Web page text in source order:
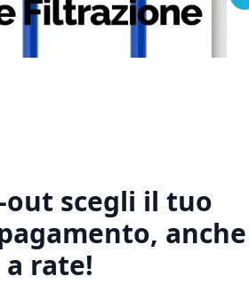
out scegli il tuo
anche
a rate!